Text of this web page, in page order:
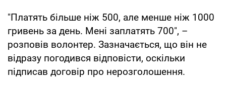
"Платять більше ніж 500, але менше ніж 1000
гривень за день. Мені заплатять 700", –
розповів волонтер. Зазначається, що він не
відразу погодився відповісти, оскільки
підписав договір про нерозголошення.